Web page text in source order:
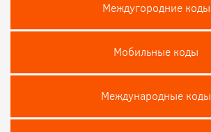
Междугородние коды
Мобильные коды
Международные коды